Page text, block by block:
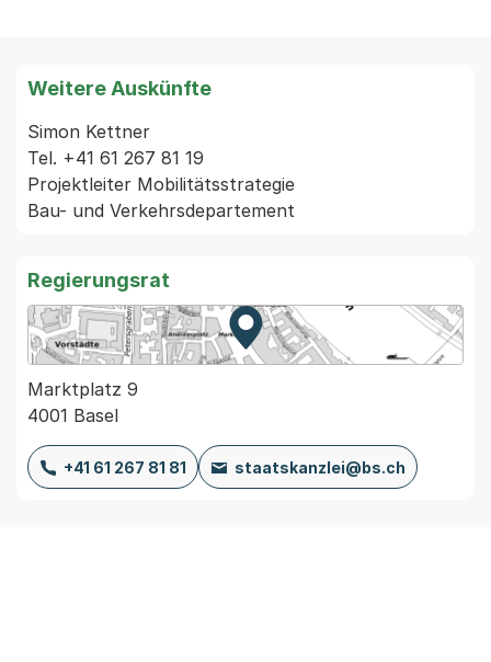
Weitere Auskünfte
Simon Kettner
Tel. +41 61 267 81 19
Projektleiter Mobilitätsstrategie
Regierungsrat
Zur Karte von MapBS.
Externer Link, wird in einem
Marktplatz 9
4001 Basel
+41 61 267 81 81 staatskanzlei@bs.ch